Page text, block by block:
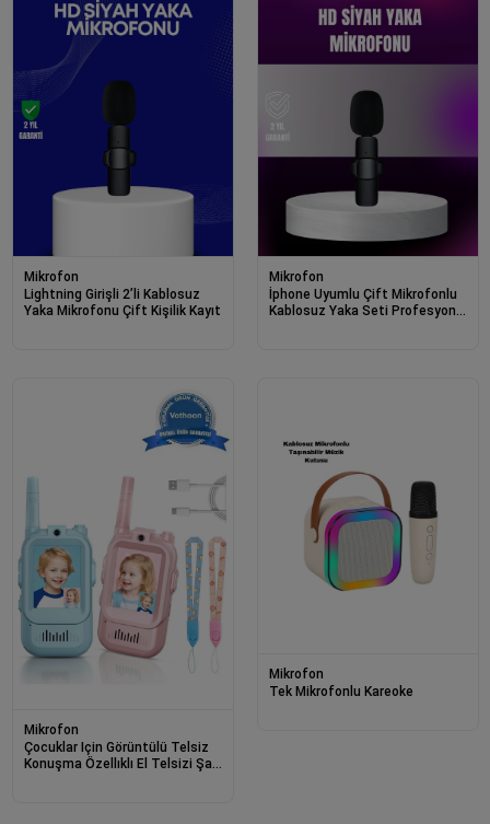
Mikrofon
Lightning Girişli 2’li Kablosuz
Yaka Mikrofonu Çift Kişilik Kayıt
Mikrofon
İphone Uyumlu Çift Mikrofonlu
Kablosuz Yaka Seti Profesyonel
Mikrofon
Çocuklar Için Görüntülü Telsiz
Konuşma Özellıklı El Telsizi Şarj
Mikrofon
Tek Mikrofonlu Kareoke